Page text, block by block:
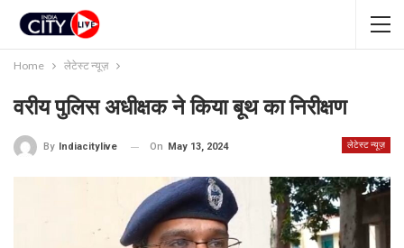
Home लेटेस्ट न्यूज़
वरीय पुलिस अधीक्षक ने किया बूथ का निरीक्षण
लेटेस्ट न्यूज़
By Indiacitylive On May 13, 2024